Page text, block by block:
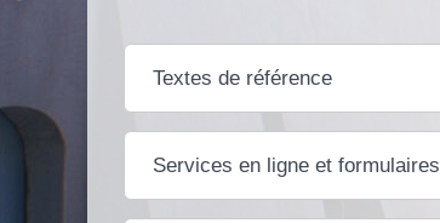
Textes de référence
Services en ligne et formulaires